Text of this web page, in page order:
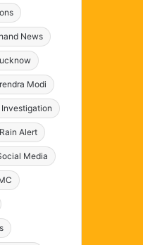
News
Modi
Rain Alert
Media